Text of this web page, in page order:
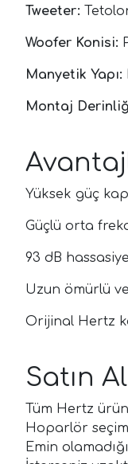
Tweeter:
Woofer Konisi:
Manyetik Yapı:
Montaj
Yüksek güç
Güçlü orta
93 dB
Uzun ömürlü
Orijinal Hertz
Satın
Tüm Hertz
Hoparlör
Emin